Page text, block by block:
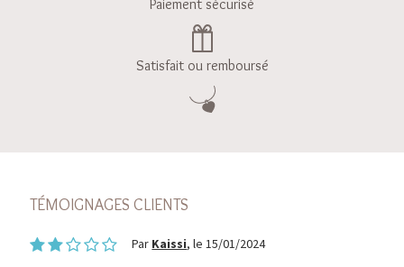
Paiement sécurisé
Satisfait ou remboursé
TÉMOIGNAGES CLIENTS
Par Kaissi, le 15/01/2024